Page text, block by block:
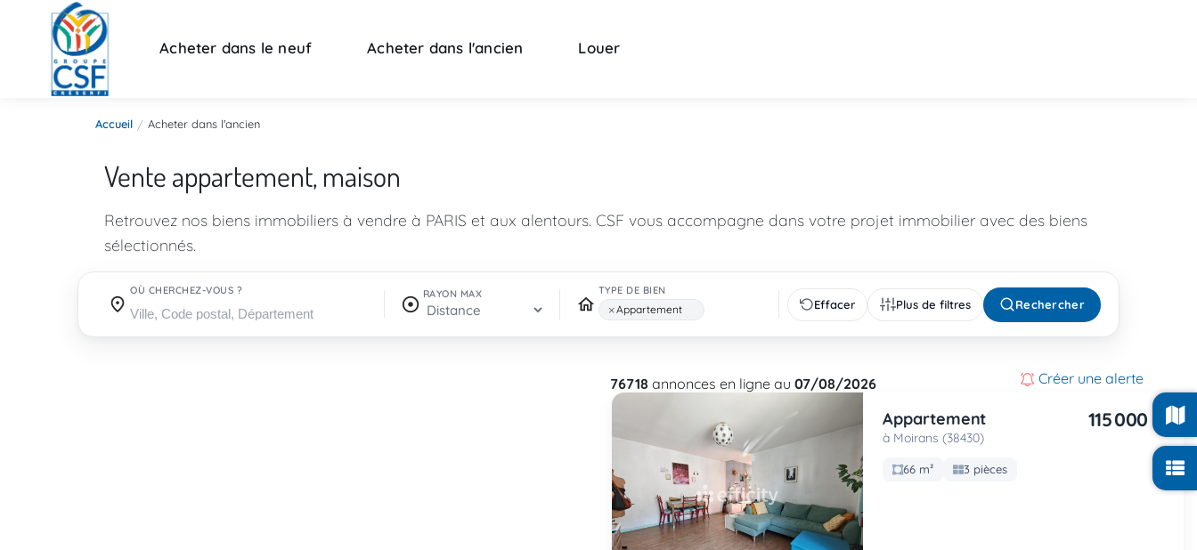
Acheter dans le neuf Acheter dans l'ancien Louer
Accueil Acheter dans l'ancien
Vente appartement, maison
Retrouvez nos biens immobiliers à vendre à PARIS et aux alentours. CSF vous accompagne dans votre projet immobilier avec des biens
sélectionnés.
OÙ CHERCHEZ-VOUS ?
Où cherchez-vous ?
RAYON MAX TYPE DE BIEN
×Appartement Effacer Plus de filtres Rechercher
76718 annonces en ligne au07/08/2026 Créer une alerte
Appartement
à Moirans (38430)
115 000 €
66 m² 3 pièces